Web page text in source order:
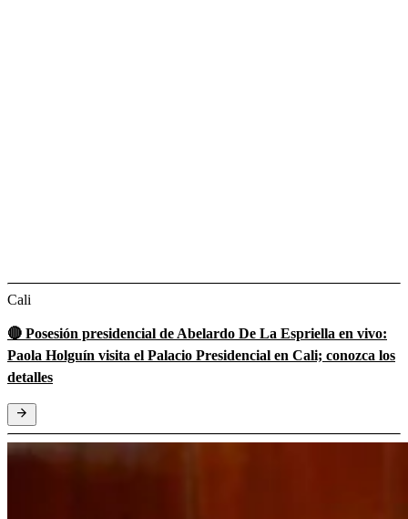
Cali
🔴 Posesión presidencial de Abelardo De La Espriella en vivo:
Paola Holguín visita el Palacio Presidencial en Cali; conozca los
detalles